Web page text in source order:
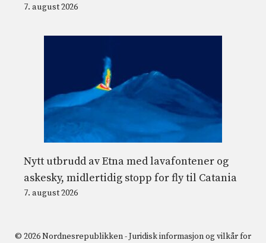
7. august 2026
Nytt utbrudd av Etna med lavafontener og
askesky, midlertidig stopp for fly til Catania
7. august 2026
© 2026 Nordnesrepublikken -Juridisk informasjon og vilkår for